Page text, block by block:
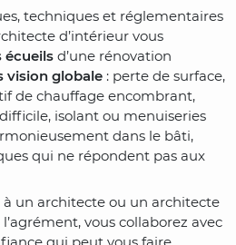
techniques et réglementaires
d’intérieur vous
écueils d’une rénovation
vision globale : perte de surface,
de chauffage encombrant,
isolant ou menuiseries
dans le bâti,
qui ne répondent pas aux
un architecte ou un architecte
vous collaborez avec